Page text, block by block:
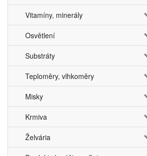
Vitamíny, minerály
Osvětlení
Substráty
Teploměry, vlhkoměry
Misky
Krmiva
Želvária